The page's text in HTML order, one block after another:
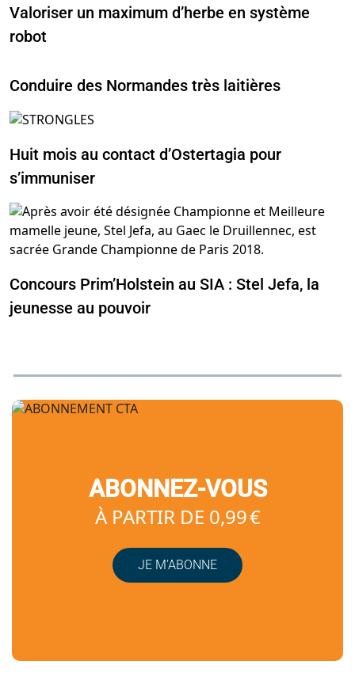
Valoriser un maximum d’herbe en système
robot
Conduire des Normandes très laitières
Huit mois au contact d’Ostertagia pour
s’immuniser
Concours Prim’Holstein au SIA : Stel Jefa, la
jeunesse au pouvoir
ABONNEZ-VOUS
À PARTIR DE 0,99 €
JE M’ABONNE